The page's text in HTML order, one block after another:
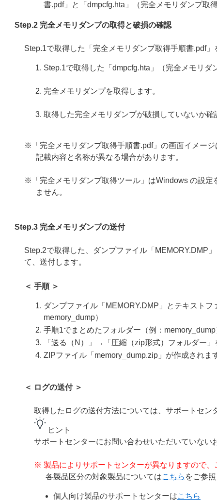
書.pdf」と「dmpcfg.hta」（完全メモリダンプ取
Step.2 完全メモリダンプの取得と破損の確認
Step.1で取得した「完全メモリダンプ取得手順書.pdf
Step.1で取得した「dmpcfg.hta」（完全メモリ
完全メモリダンプを取得します。
取得した完全メモリダンプが破損していないか確
※「完全メモリダンプ取得手順書.pdf」の画面イメー
記載内容と名称が異なる場合があります。
※「完全メモリダンプ取得ツール」はWindows の設
ません。
Step.3 完全メモリダンプの送付
Step.2で取得した、ダンプファイル「MEMORY.DMP
て、送付します。
＜ 手順 ＞
ダンプファイル「MEMORY.DMP」とテキスト
memory_dump）
手順1でまとめたフォルダー（例：
「送る（N）」→「圧縮（zip形式）フォルダー
ZIPファイル「memory_dump.zip」が作成されま
＜ ログの送付 ＞
取得したログの送付方法については、サポートセ
ヒント
サポートセンターにお問い合わせいただいていな
※ 製品によりサポートセンターが異なりますので、
各製品区分の対象製品についてはこちら をご参
個人向け製品のサポートセンターはこちら